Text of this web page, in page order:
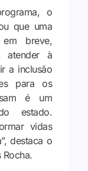
o
que uma
breve,
atender à
a inclusão
para os
é um
estado.
vidas
destaca o